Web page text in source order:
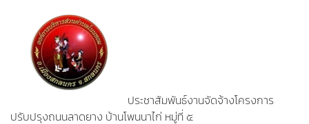
ประชาสัมพันธ์งานจัดจ้างโครงการ
ปรับปรุงถนนลาดยาง บ้านโพนนาไก่ หมู่ที่ ๕